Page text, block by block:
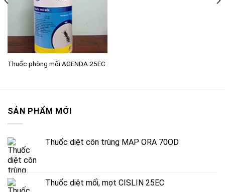
Thuốc phòng mối AGENDA 25EC
SẢN PHẨM MỚI
Thuốc diệt côn trùng MAP ORA 70OD
Thuốc diệt mối, mọt CISLIN 25EC